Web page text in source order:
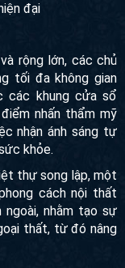
hiện đại
rộng lớn, các chủ
tối đa không gian
các khung cửa sổ
nhấn thẩm mỹ
nhận ánh sáng tự
sức khỏe.
thự song lập, một
cách nội thất
nhằm tạo sự
ngoại thất, từ đó